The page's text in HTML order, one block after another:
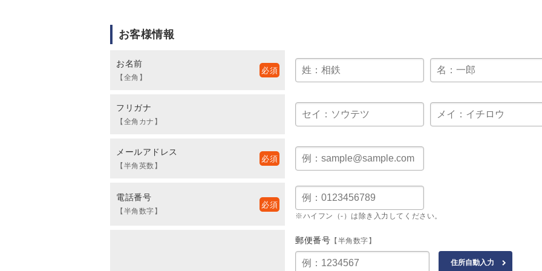
お客様情報
お名前
【全角】
フリガナ
【全角カナ】
メールアドレス
【半角英数】
電話番号
【半角数字】
※ハイフン（-）は除き入力してください。
郵便番号 【半角数字】